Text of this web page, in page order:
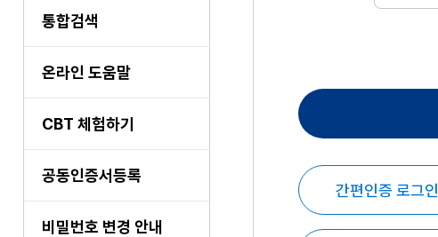
통합검색
온라인 도움말
CBT 체험하기
공동인증서등록
비밀번호 변경 안내
간편인증 로그인